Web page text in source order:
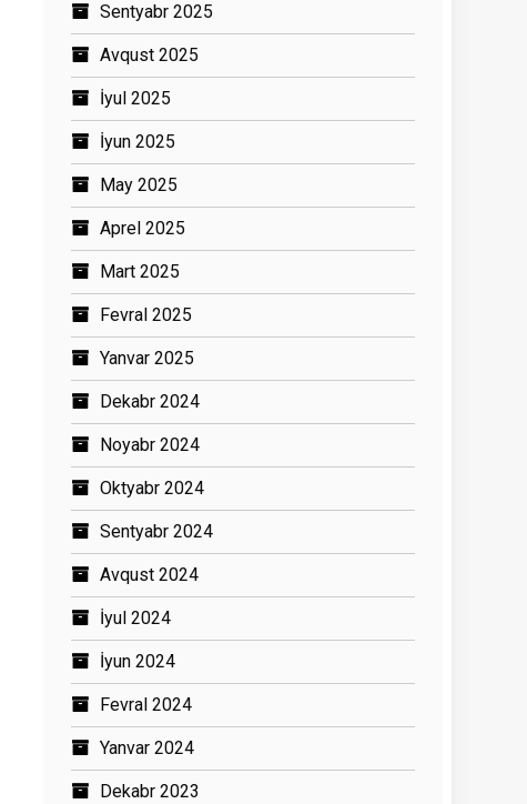
Sentyabr 2025
Avqust 2025
İyul 2025
İyun 2025
May 2025
Aprel 2025
Mart 2025
Fevral 2025
Yanvar 2025
Dekabr 2024
Noyabr 2024
Oktyabr 2024
Sentyabr 2024
Avqust 2024
İyul 2024
İyun 2024
Fevral 2024
Yanvar 2024
Dekabr 2023